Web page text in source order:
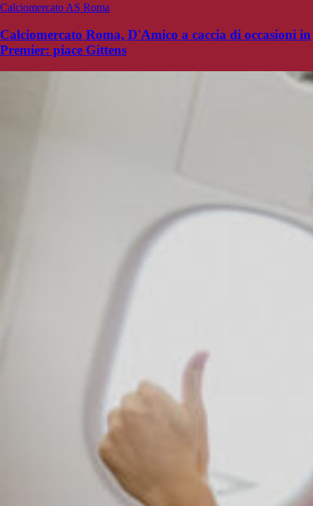
Calciomercato AS Roma
Calciomercato Roma, D'Amico a caccia di occasioni in
Premier: piace Gittens